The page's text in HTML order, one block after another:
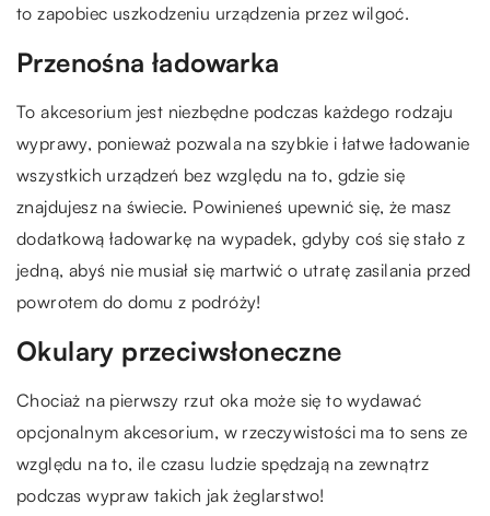
to zapobiec uszkodzeniu urządzenia przez wilgoć.
Przenośna ładowarka
To akcesorium jest niezbędne podczas każdego rodzaju
wyprawy, ponieważ pozwala na szybkie i łatwe ładowanie
wszystkich urządzeń bez względu na to, gdzie się
znajdujesz na świecie. Powinieneś upewnić się, że masz
dodatkową ładowarkę na wypadek, gdyby coś się stało z
jedną, abyś nie musiał się martwić o utratę zasilania przed
powrotem do domu z podróży!
Okulary przeciwsłoneczne
Chociaż na pierwszy rzut oka może się to wydawać
opcjonalnym akcesorium, w rzeczywistości ma to sens ze
względu na to, ile czasu ludzie spędzają na zewnątrz
podczas wypraw takich jak żeglarstwo!